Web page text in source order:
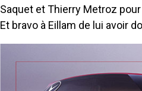
Saquet et Thierry Metroz
Et bravo à Eillam de lui avoir